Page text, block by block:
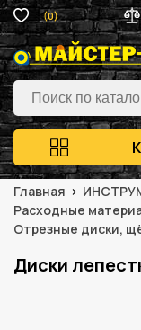
(0)
Главная
Расходные
Отрезные диски,
Диски